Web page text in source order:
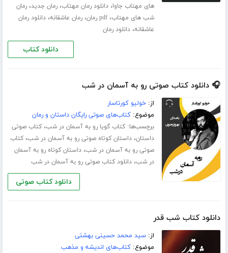
های مهتاب جاوا،دانلود رمان مهتاب،رمان جدید،رمان
شب های مهتاب،pdf رمان ،رمان عاشقانه،دانلود رمان
عاشقانه،دانلود رمان
دانلود کتاب
🎧 دانلود کتاب صوتی رو به آسمان در شب
از:خولیو کورتاسار
موضوع:کتاب‌های صوتی رایگان داستان و رمان
برچسب‌ها:کتاب گویا رو به آسمان در شب،کتاب صوتی
داستان،داستان کوتاه صوتی رو به آسمان در شب،کتاب
صوتی رو به آسمان در شب،داستان کوتاه رو به آسمان
در شب،دانلود کتاب صوتی رو به آسمان در شب
دانلود کتاب صوتی
دانلود کتاب شب قدر
از:سید محمد حسینی بهشتی
موضوع:کتاب‌های اندیشه و مذهب